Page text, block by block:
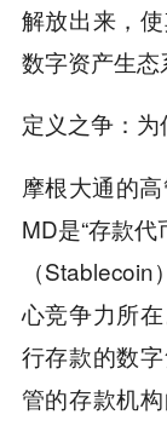
解放出来，
数字资产生态
定义之争：为
摩根大通的
MD是“存款
（
心竞争力所
行存款的数
管的存款机